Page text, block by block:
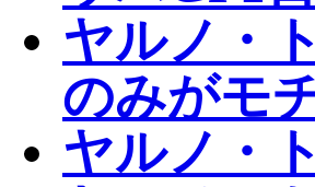
ヤルノ・
のみがモ
ヤルノ・